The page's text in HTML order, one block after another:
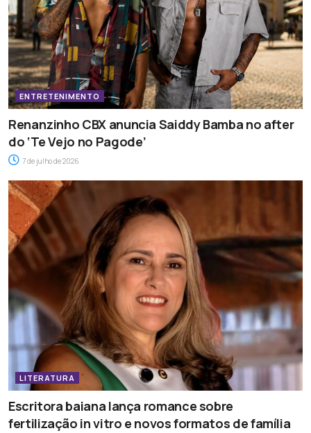
ENTRETENIMENTO
Renanzinho CBX anuncia Saiddy Bamba no after
do ‘Te Vejo no Pagode’
7 de julho de 2026
LITERATURA
Escritora baiana lança romance sobre
fertilização in vitro e novos formatos de família